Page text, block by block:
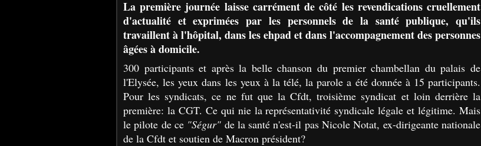
La première journée laisse carrément de côté les revendications cruellement
d'actualité et exprimées par les personnels de la santé publique, qu'ils
travaillent à l'hôpital, dans les ehpad et dans l'accompagnement des personnes
âgées à domicile.
300 participants et après la belle chanson du premier chambellan du palais de
l'Elysée, les yeux dans les yeux à la télé, la parole a été donnée à 15 participants.
Pour les syndicats, ce ne fut que la Cfdt, troisième syndicat et loin derrière la
première: la CGT. Ce qui nie la représentativité syndicale légale et légitime. Mais
le pilote de ce "Ségur" de la santé n'est-il pas Nicole Notat, ex-dirigeante nationale
de la Cfdt et soutien de Macron président?